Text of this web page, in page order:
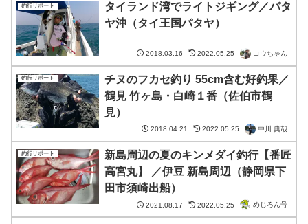
釣行リポート
タイランド湾でライトジギング／パタ
ヤ沖（タイ王国パタヤ）
2018.03.16 2022.05.25 コウちゃん
釣行リポート
チヌのフカセ釣り 55cm含む好釣果／
鶴見 竹ヶ島・白崎１番（佐伯市鶴
見）
2018.04.21 2022.05.25 中川 典哉
釣行リポート
新島周辺の夏のキンメダイ釣行【番匠
高宮丸】 ／伊豆 新島周辺（静岡県下
田市須崎出船）
2021.08.17 2022.05.25 めじろん号